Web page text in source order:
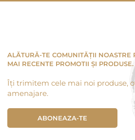
ALĂTURĂ-TE COMUNITĂȚII NOASTRE
MAI RECENTE PROMOTII ȘI PRODUSE.
Îți trimitem cele mai noi produse,
amenajare.
ABONEAZA-TE